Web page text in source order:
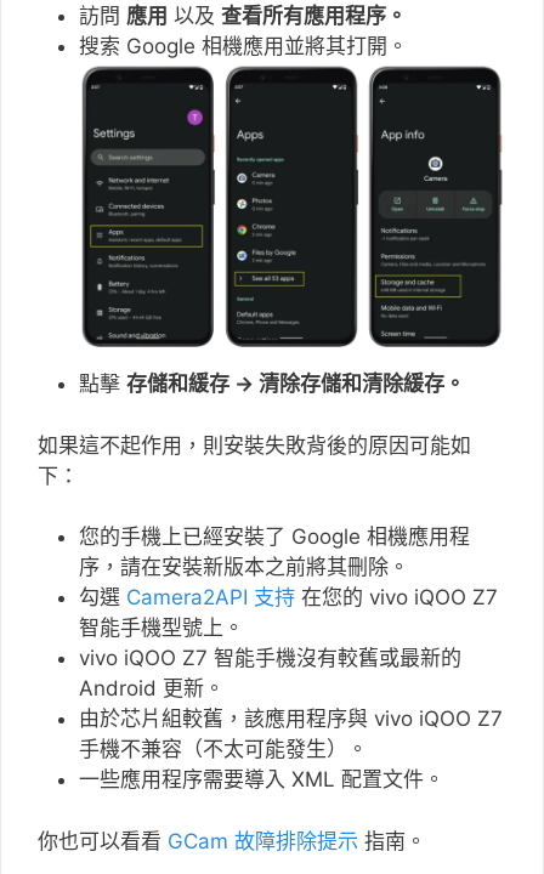
訪問 應用 以及 查看所有應用程序。
搜索 Google 相機應用並將其打開。
點擊 存儲和緩存 → 清除存儲和清除緩存。
如果這不起作用，則安裝失敗背後的原因可能如
下：
您的手機上已經安裝了 Google 相機應用程
序，請在安裝新版本之前將其刪除。
勾選 Camera2API 支持 在您的 vivo iQOO Z7
智能手機型號上。
vivo iQOO Z7 智能手機沒有較舊或最新的
Android 更新。
由於芯片組較舊，該應用程序與 vivo iQOO Z7
手機不兼容（不太可能發生）。
一些應用程序需要導入 XML 配置文件。
你也可以看看 GCam 故障排除提示 指南。